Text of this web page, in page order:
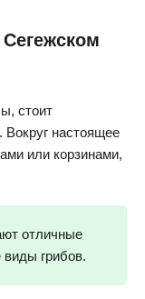
стоит
Вокруг настоящее
или корзинами,
отличные
виды грибов.